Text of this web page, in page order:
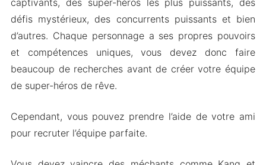
captivants, des super-héros les plus puissants, des
défis mystérieux, des concurrents puissants et bien
d’autres. Chaque personnage a ses propres pouvoirs
et compétences uniques, vous devez donc faire
beaucoup de recherches avant de créer votre équipe
de super-héros de rêve.
Cependant, vous pouvez prendre l’aide de votre ami
pour recruter l’équipe parfaite.